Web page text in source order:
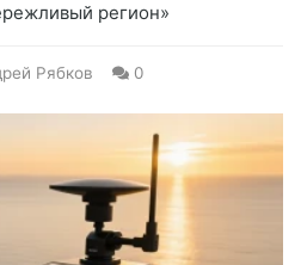
регион»
Рябков 0